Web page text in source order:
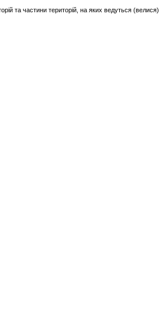
та частини територій, на яких ведуться (велися)